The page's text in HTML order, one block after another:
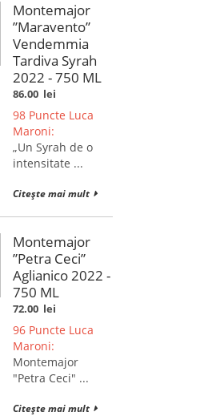
Montemajor
”Maravento”
Vendemmia
Tardiva Syrah
2022 - 750 ML
86.00 lei
98 Puncte Luca
Maroni:
„Un Syrah de o
intensitate ...
Citește mai mult
Montemajor
”Petra Ceci”
Aglianico 2022 -
750 ML
72.00 lei
96 Puncte Luca
Maroni:
Montemajor
"Petra Ceci" ...
Citește mai mult